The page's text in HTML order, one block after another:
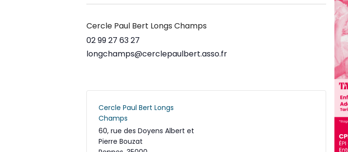
Cercle Paul Bert Longs Champs
02 99 27 63 27
longchamps@cerclepaulbert.asso.fr
Cercle Paul Bert Longs
Champs
60, rue des Doyens Albert et
Pierre Bouzat